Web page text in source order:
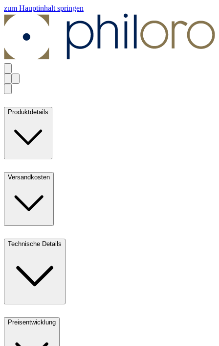
zum Hauptinhalt springen
Produktdetails
Versandkosten
Technische Details
Preisentwicklung